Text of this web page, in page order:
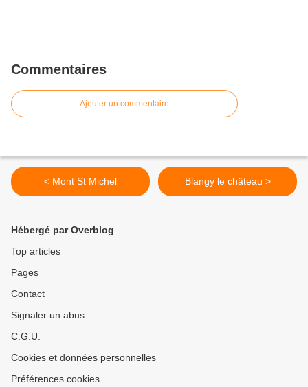
Commentaires
Ajouter un commentaire
< Mont St Michel Blangy le château >
Hébergé par Overblog
Top articles
Pages
Contact
Signaler un abus
C.G.U.
Cookies et données personnelles
Préférences cookies